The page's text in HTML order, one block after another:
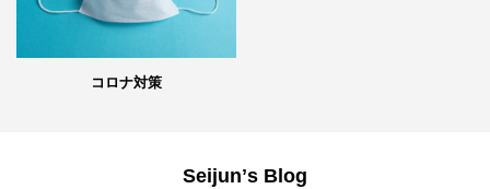
コロナ対策
Seijunʼs Blog